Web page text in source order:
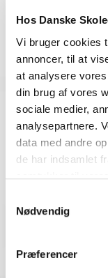
Hos Danske
Vi bruger cookies
annoncer, til at
at analysere
din brug af vores
sociale medier,
analysepartnere.
data med andre
de har indsamlet
Nødvendig
Præferencer
Om os
Kontakt
Om Danske
Job hos DSE